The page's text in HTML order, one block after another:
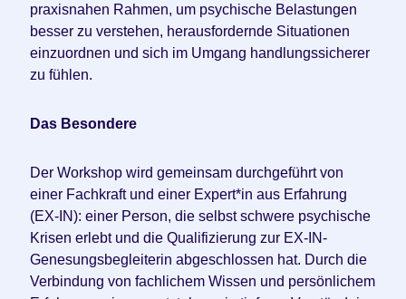
praxisnahen Rahmen, um psychische Belastungen
besser zu verstehen, herausfordernde Situationen
einzuordnen und sich im Umgang handlungssicherer
zu fühlen.
Das Besondere
Der Workshop wird gemeinsam durchgeführt von
einer Fachkraft und einer Expert*in aus Erfahrung
(EX-IN): einer Person, die selbst schwere psychische
Krisen erlebt und die Qualifizierung zur EX-IN-
Genesungsbegleiterin abgeschlossen hat. Durch die
Verbindung von fachlichem Wissen und persönlichem